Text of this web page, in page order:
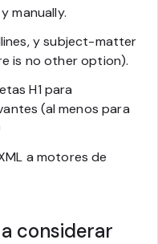
manually.
y subject-matter
is no other option).
H1 para
(al menos para
a motores de
considerar